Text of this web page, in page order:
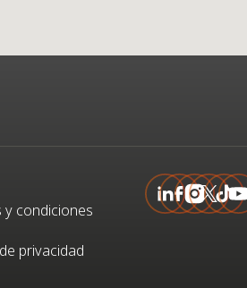
y condiciones
privacidad